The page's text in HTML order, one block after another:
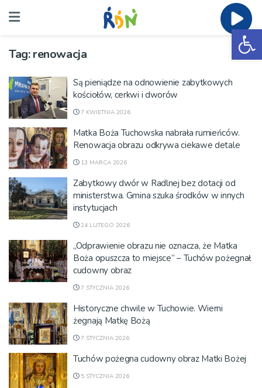
Tag:renowacja
Są pieniądze na odnowienie zabytkowych
kościołów, cerkwi i dworów
7 KWIETNIA 2026
Matka Boża Tuchowska nabrała rumieńców.
Renowacja obrazu odkrywa ciekawe detale
13 MARCA 2026
Zabytkowy dwór w Radlnej bez dotacji od
ministerstwa. Gmina szuka środków w innych
instytucjach
24 LUTEGO 2026
„Odprawienie obrazu nie oznacza, że Matka
Boża opuszcza to miejsce” – Tuchów pożegnał
cudowny obraz
7 STYCZNIA 2026
Historyczne chwile w Tuchowie. Wierni
żegnają Matkę Bożą
7 STYCZNIA 2026
Tuchów pożegna cudowny obraz Matki Bożej
5 STYCZNIA 2026